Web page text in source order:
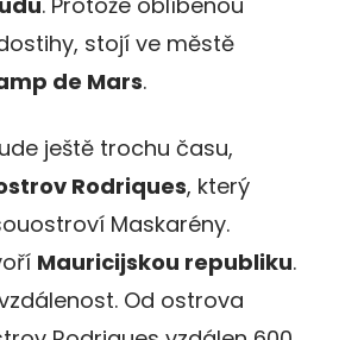
stojí ve městě
de Mars.
ještě trochu času,
Rodriques, který
Maskarény.
Mauricijskou republiku.
Od ostrova